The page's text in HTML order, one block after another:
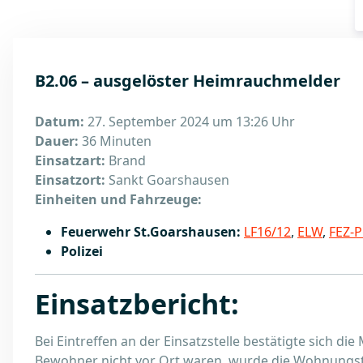
B2.06 – ausgelöster Heimrauchmelder
Datum: 27. September 2024 um 13:26 Uhr
Dauer: 36 Minuten
Einsatzart: Brand
Einsatzort: Sankt Goarshausen
Einheiten und Fahrzeuge:
Feuerwehr St.Goarshausen: LF16/12, ELW, FEZ-
Polizei
Einsatzbericht:
Bei Eintreffen an der Einsatzstelle bestätigte sich